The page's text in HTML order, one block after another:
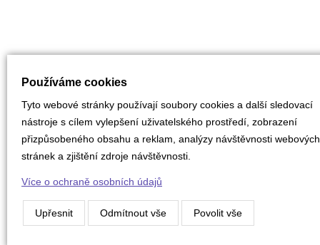
Používáme cookies
Tyto webové stránky používají soubory cookies a další sledovací
nástroje s cílem vylepšení uživatelského prostředí, zobrazení
přizpůsobeného obsahu a reklam, analýzy návštěvnosti webových
stránek a zjištění zdroje návštěvnosti.
Více o ochraně osobních údajů
Upřesnit Odmítnout vše Povolit vše